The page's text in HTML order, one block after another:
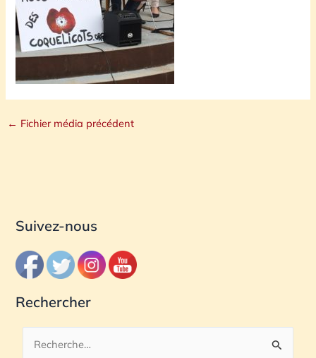
← Fichier média précédent
Suivez-nous
Rechercher